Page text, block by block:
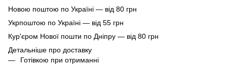
Новою поштою по Україні — від 80 грн
Укрпоштою по Україні — від 55 грн
Кур'єром Нової пошти по Дніпру — від 80 грн
Детальніше про доставку
Готівкою при отриманні